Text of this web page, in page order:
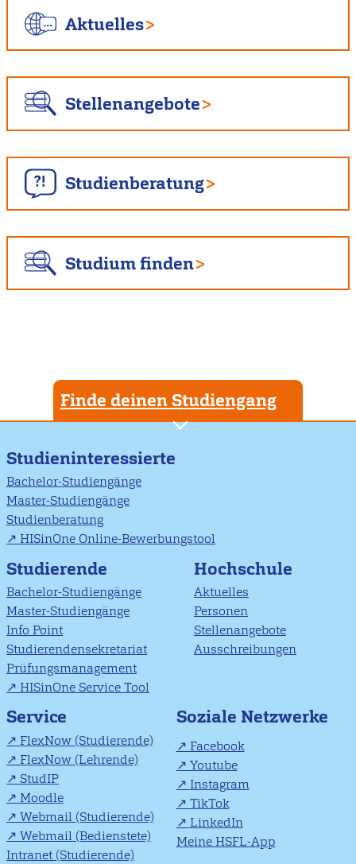
Aktuelles
Stellenangebote
Studienberatung
Studium finden
Finde deinen Studiengang
Studieninteressierte
Bachelor-Studiengänge
Master-Studiengänge
Studienberatung
HISinOne Online-Bewerbungstool
Studierende
Bachelor-Studiengänge
Master-Studiengänge
Info Point
Studierendensekretariat
Prüfungsmanagement
HISinOne Service Tool
Hochschule
Aktuelles
Personen
Stellenangebote
Ausschreibungen
Service
FlexNow (Studierende)
FlexNow (Lehrende)
StudIP
Moodle
Webmail (Studierende)
Webmail (Bedienstete)
Intranet (Studierende)
Soziale Netzwerke
Facebook
Youtube
Instagram
TikTok
LinkedIn
Meine HSFL-App